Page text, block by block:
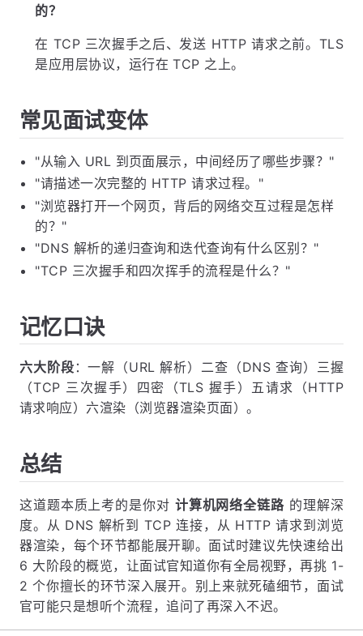
的？
在 TCP 三次握手之后、发送 HTTP 请求之前。TLS
是应用层协议，运行在 TCP 之上。
常见面试变体
"从输入 URL 到页面展示，中间经历了哪些步骤？"
"请描述一次完整的 HTTP 请求过程。"
"浏览器打开一个网页，背后的网络交互过程是怎样
的？"
"DNS 解析的递归查询和迭代查询有什么区别？"
"TCP 三次握手和四次挥手的流程是什么？"
记忆口诀
六大阶段 ：一解（URL 解析）二查（DNS 查询）三握
（TCP 三次握手）四密（TLS 握手）五请求（HTTP
请求响应）六渲染（浏览器渲染页面）。
总结
这道题本质上考的是你对 计算机网络全链路的理解深
度。从 DNS 解析到 TCP 连接，从 HTTP 请求到浏览
器渲染，每个环节都能展开聊。面试时建议先快速给出
6 大阶段的概览，让面试官知道你有全局视野，再挑 1-
2 个你擅长的环节深入展开。别上来就死磕细节，面试
官可能只是想听个流程，追问了再深入不迟。